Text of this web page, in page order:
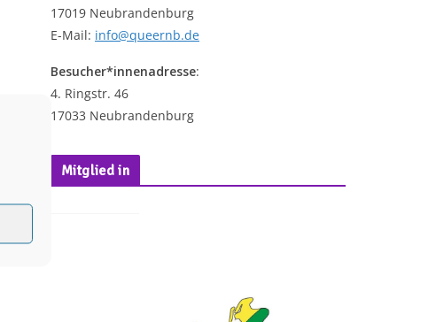
17019 Neubrandenburg
E-Mail: info@queernb.de
Besucher*innenadresse:
4. Ringstr. 46
17033 Neubrandenburg
Mitglied in